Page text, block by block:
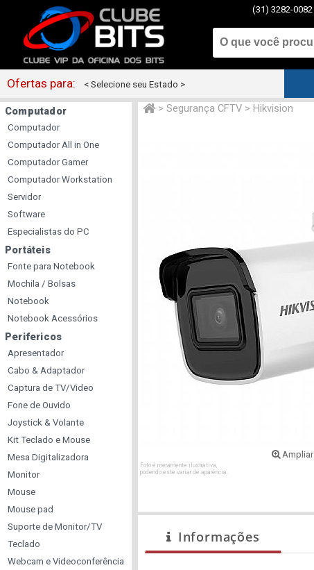
(31) 3282-0082
Ofertas para: < Selecione seu Estado >
Computador
Computador
Computador All in One
Computador Gamer
Computador Workstation
Servidor
Software
Especialistas do PC
Portáteis
Fonte para Notebook
Mochila / Bolsas
Notebook
Notebook Acessórios
Perifericos
Apresentador
Cabo & Adaptador
Captura de TV/Video
Fone de Ouvido
Joystick & Volante
Kit Teclado e Mouse
Mesa Digitalizadora
Monitor
Mouse
Mouse pad
Suporte de Monitor/TV
Teclado
Webcam e Videoconferência
> Segurança CFTV > Hikvision
Ampliar
Foto é meramente ilustrativa,
podendo este variar de aparência.
Informações